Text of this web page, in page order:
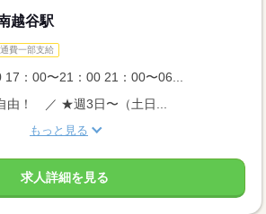
越谷駅
費一部支給
：00〜21：00 21：00〜06...
由！ ／ ★週3日〜（土日...
もっと見る
求人詳細を見る